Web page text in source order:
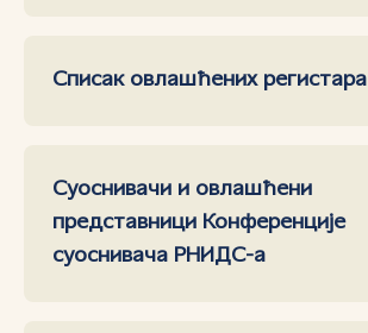
Списак овлашћених регистара
Суоснивачи и овлашћени
представници Конференције
суоснивача РНИДС-а